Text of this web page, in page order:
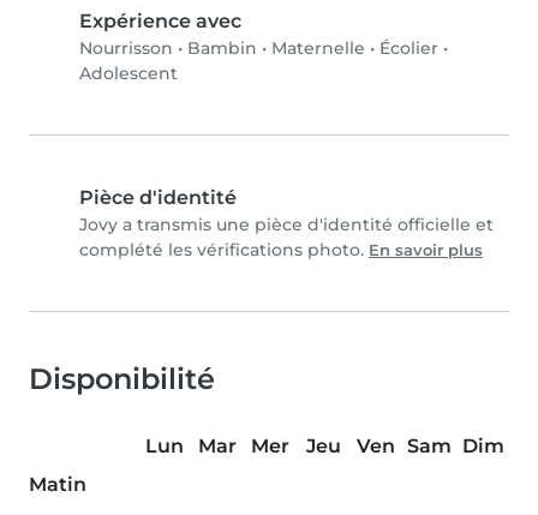
Expérience avec
Nourrisson • Bambin • Maternelle • Écolier •
Adolescent
Pièce d'identité
Jovy a transmis une pièce d'identité officielle et
complété les vérifications photo. En savoir plus
Disponibilité
Lun Mar Mer Jeu Ven Sam Dim
Matin